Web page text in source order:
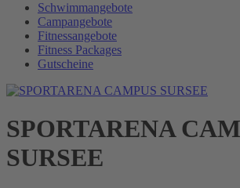
Schwimmangebote
Campangebote
Fitnessangebote
Fitness Packages
Gutscheine
SPORTARENA
SURSEE